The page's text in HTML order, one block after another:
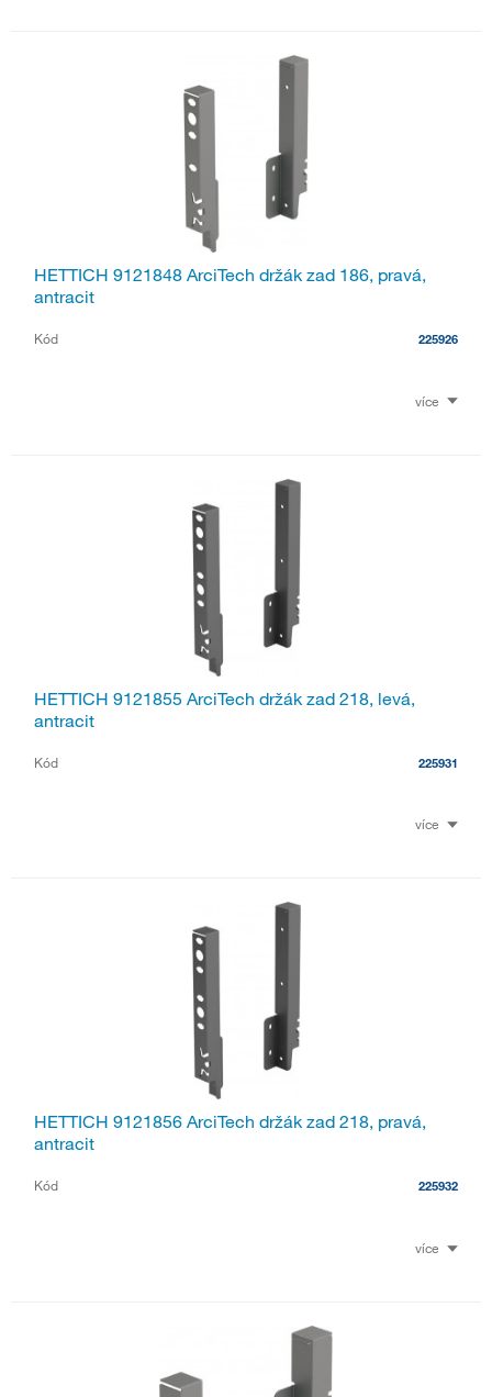
HETTICH 9121848 ArciTech držák zad 186, pravá,
antracit
Kód 225926
více
HETTICH 9121855 ArciTech držák zad 218, levá,
antracit
Kód 225931
více
HETTICH 9121856 ArciTech držák zad 218, pravá,
antracit
Kód 225932
více